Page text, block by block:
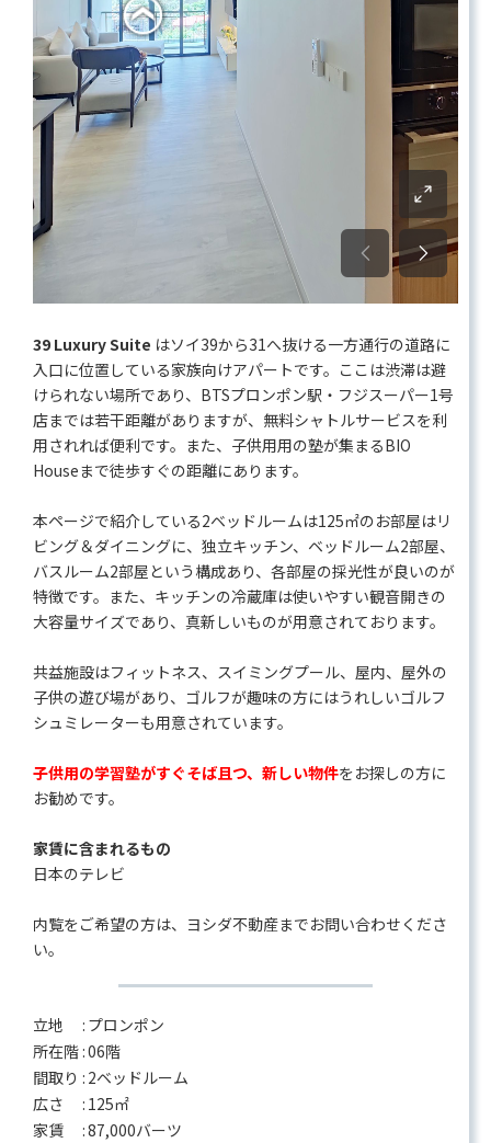
39 Luxury Suite はソイ39から31へ抜ける一方通行の道路に
入口に位置している家族向けアパートです。ここは渋滞は避
けられない場所であり、BTSプロンポン駅・フジスーパー1号
店までは若干距離がありますが、無料シャトルサービスを利
用されれば便利です。また、子供用用の塾が集まるBIO
Houseまで徒歩すぐの距離にあります。
本ページで紹介している2ベッドルームは125㎡のお部屋はリ
ビング＆ダイニングに、独立キッチン、ベッドルーム2部屋、
バスルーム2部屋という構成あり、各部屋の採光性が良いのが
特徴です。また、キッチンの冷蔵庫は使いやすい観音開きの
大容量サイズであり、真新しいものが用意されております。
共益施設はフィットネス、スイミングプール、屋内、屋外の
子供の遊び場があり、ゴルフが趣味の方にはうれしいゴルフ
シュミレーターも用意されています。
子供用の学習塾がすぐそば且つ、新しい物件をお探しの方に
お勧めです。
家賃に含まれるもの
日本のテレビ
内覧をご希望の方は、ヨシダ不動産までお問い合わせくださ
い。
立地 : プロンポン
所在階 :06階
間取り : 2ベッドルーム
広さ : 125㎡
家賃 :87,000バーツ